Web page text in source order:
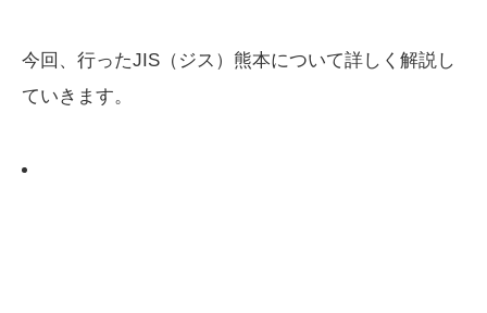
今回、行ったJIS（ジス）熊本について詳しく解説し
ていきます。